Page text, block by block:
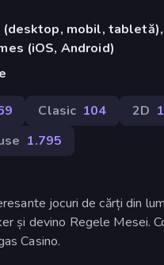
(desktop, mobil,
(iOS, Android)
Clasic 104 2D
1.795
jocuri de cărți din
și devino Regele Mesei.
Casino.